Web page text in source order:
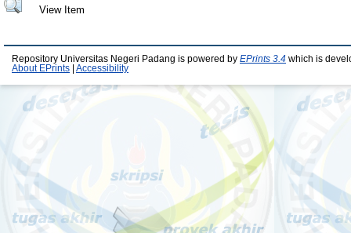
View Item
Repository Universitas Negeri Padang is powered by EPrints 3.4 which is
About EPrints
Accessibility